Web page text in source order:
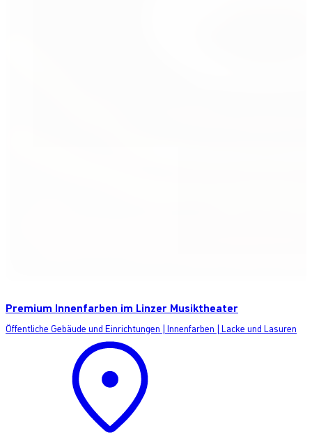
Premium Innenfarben im Linzer Musiktheater
Öffentliche Gebäude und Einrichtungen | Innenfarben | Lacke und Lasuren